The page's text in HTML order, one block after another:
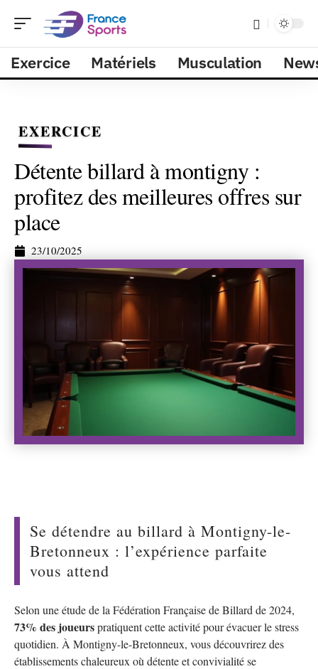
Exercice Matériels Musculation
EXERCICE
Détente billard à montigny :
profitez des meilleures offres sur
place
23/10/2025
Se détendre au billard à Montigny-le-
Bretonneux : l’expérience parfaite
vous attend
Selon une étude de la Fédération Française de Billard de 2024,
73% des joueurspratiquent cette activité pour évacuer le stress
quotidien. À Montigny-le-Bretonneux, vous découvrirez des
établissements chaleureux où détente et convivialité se